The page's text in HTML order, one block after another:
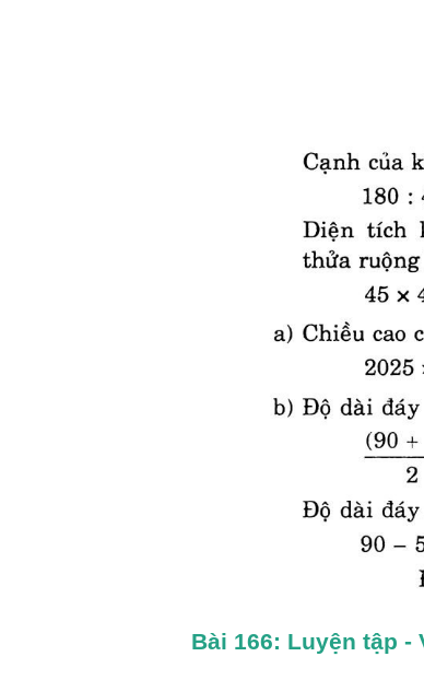
Bài 166: Luyện tập -